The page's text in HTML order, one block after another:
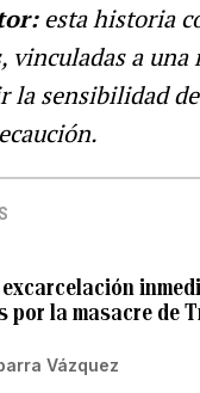
esta historia
vinculadas a una
la sensibilidad
por la masacre de
Vázquez